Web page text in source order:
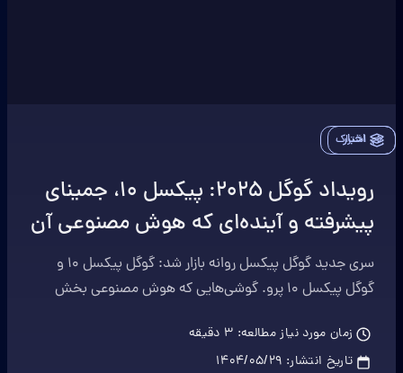
اخبار
اشتراک
رویداد گوگل ۲۰۲۵: پیکسل ۱۰، جمینای
پیشرفته و آینده‌ای که هوش مصنوعی آن
را می‌نویسد
سری جدید گوگل پیکسل روانه بازار شد: گوگل پیکسل 10 و
گوگل پیکسل 10 پرو. گوشی‌هایی که هوش مصنوعی بخش
زمان مورد نیاز مطالعه: 3 دقیقه
تاریخ انتشار: ۱۴۰۴/۰۵/۲۹